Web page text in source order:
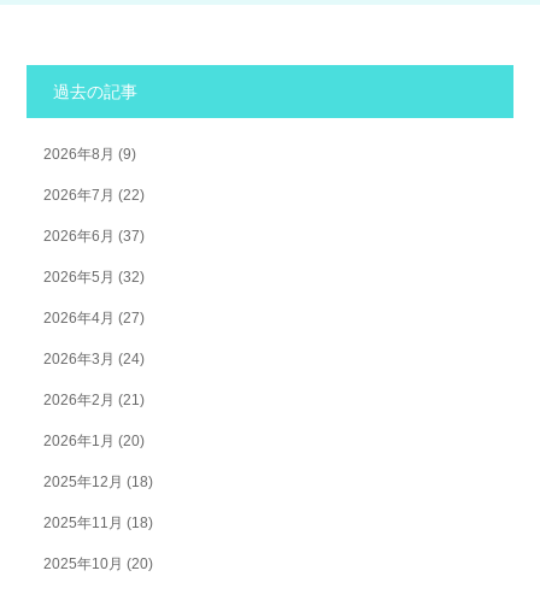
過去の記事
2026年8月 (9)
2026年7月 (22)
2026年6月 (37)
2026年5月 (32)
2026年4月 (27)
2026年3月 (24)
2026年2月 (21)
2026年1月 (20)
2025年12月 (18)
2025年11月 (18)
2025年10月 (20)